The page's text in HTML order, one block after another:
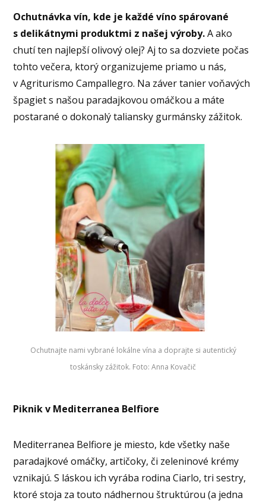
Ochutnávka vín, kde je každé víno spárované
s delikátnymi produktmi z našej výroby.A ako
chutí ten najlepší olivový olej? Aj to sa dozviete počas
tohto večera, ktorý organizujeme priamo u nás,
v Agriturismo Campallegro. Na záver tanier voňavých
špagiet s našou paradajkovou omáčkou a máte
postarané o dokonalý taliansky gurmánsky zážitok.
Ochutnajte nami vybrané lokálne vína a doprajte si autentický
toskánsky zážitok. Foto: Anna Kovačič
Piknik v Mediterranea Belfiore
Mediterranea Belfiore je miesto, kde všetky naše
paradajkové omáčky, artičoky, či zeleninové krémy
vznikajú. S láskou ich vyrába rodina Ciarlo, tri sestry,
ktoré stoja za touto nádhernou štruktúrou (a jedna